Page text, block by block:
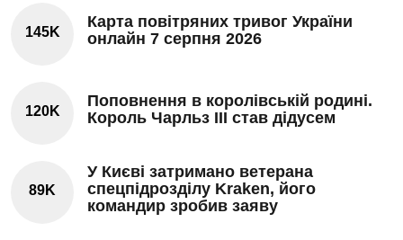
145K
Карта повітряних тривог України
онлайн 7 серпня 2026
120K
Поповнення в королівській родині.
Король Чарльз III став дідусем
89K
У Києві затримано ветерана
спецпідрозділу Kraken, його
командир зробив заяву